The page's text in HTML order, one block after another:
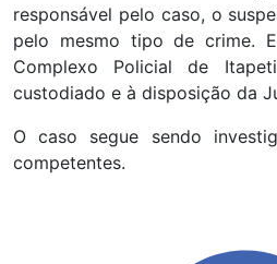
responsável pelo caso, o
pelo mesmo tipo de crime.
Complexo Policial de
custodiado e à disposição da
O caso segue sendo
competentes.